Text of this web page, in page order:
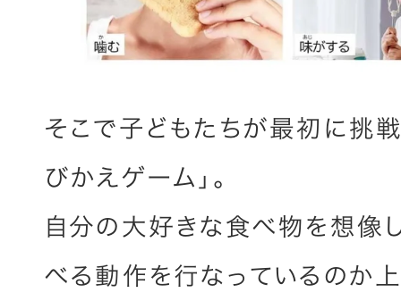
そこで子どもたちが最初に挑
びかえゲーム」。
自分の大好きな食べ物を想像
べる動作を行なっているのか